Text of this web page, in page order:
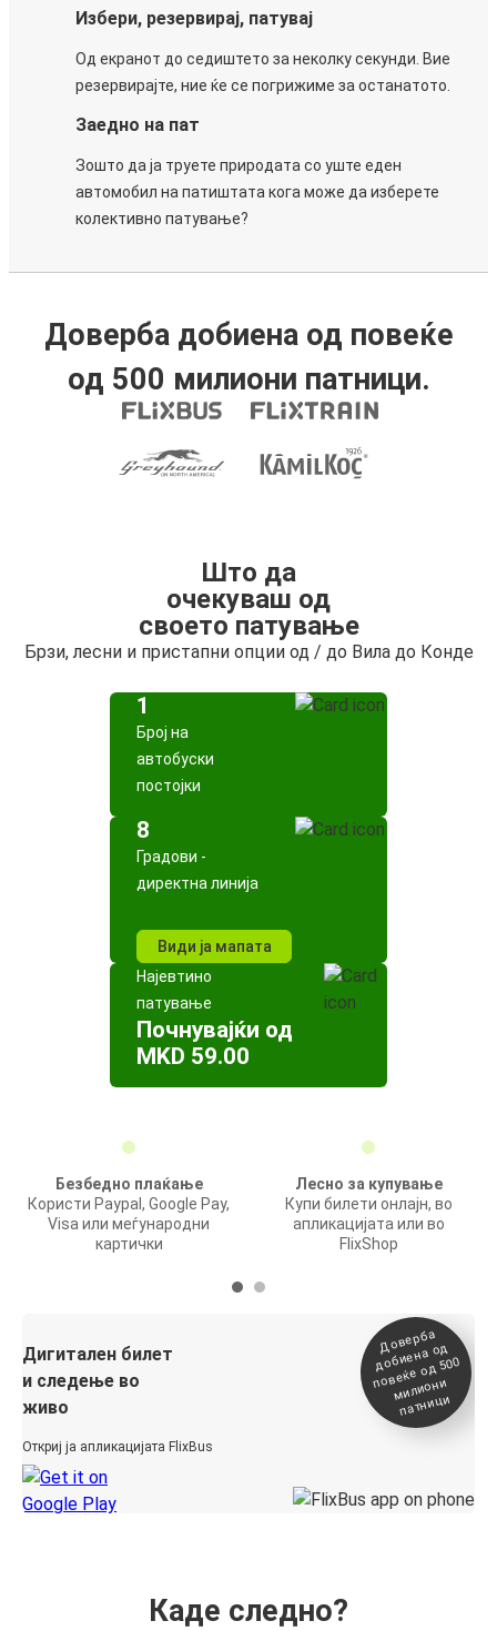
Избери, резервирај, патувај
Од екранот до седиштето за неколку секунди. Вие
резервирајте, ние ќе се погрижиме за останатото.
Заедно на пат
Зошто да ја труете природата со уште еден
автомобил на патиштата кога може да изберете
колективно патување?
Доверба добиена од повеќе
од 500 милиони патници.
Што да
очекуваш од
своето патување
Брзи, лесни и пристапни опции од / до Вила до Конде
1
Број на
автобуски
постојки
8
Градови -
директна линија
Види ја мапата
Најевтино
патување
Почнувајќи од
MKD 59.00
Безбедно плаќање
Користи Paypal, Google Pay,
Visa или меѓународни
картички
Лесно за купување
Купи билети онлајн, во
апликацијата или во
FlixShop
Дигитален билет
и следење во
живо
Откриј ја апликацијата FlixBus
Доверба
добиена о
д
повеќе о
д 500
милиони
патници
Каде следно?